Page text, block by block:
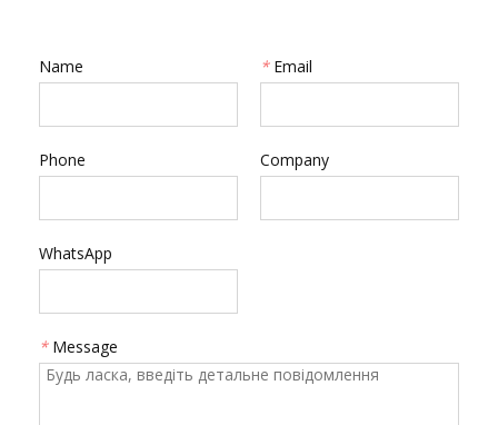
Name * Email
Phone Company
WhatsApp
* Message